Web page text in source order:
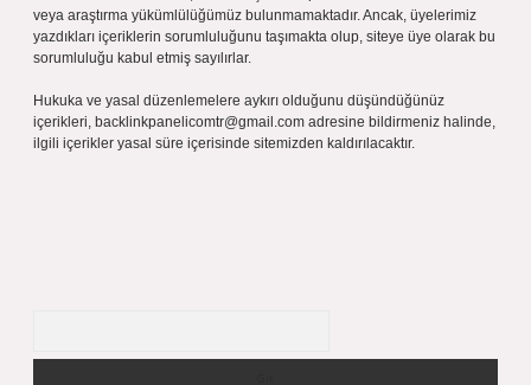
veya araştırma yükümlülüğümüz bulunmamaktadır. Ancak, üyelerimiz
yazdıkları içeriklerin sorumluluğunu taşımakta olup, siteye üye olarak bu
sorumluluğu kabul etmiş sayılırlar.
Hukuka ve yasal düzenlemelere aykırı olduğunu düşündüğünüz
içerikleri, backlinkpanelicomtr@gmail.com adresine bildirmeniz halinde,
ilgili içerikler yasal süre içerisinde sitemizden kaldırılacaktır.